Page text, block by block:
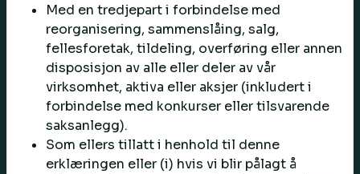
Med en tredjepart i forbindelse med
reorganisering, sammenslåing, salg,
fellesforetak, tildeling, overføring eller annen
disposisjon av alle eller deler av vår
virksomhet, aktiva eller aksjer (inkludert i
forbindelse med konkurser eller tilsvarende
saksanlegg).
Som ellers tillatt i henhold til denne
erklæringen eller (i) hvis vi blir pålagt å